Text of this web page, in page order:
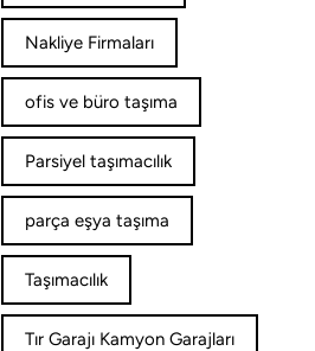
Nakliye Firmaları
ofis ve büro taşıma
Parsiyel taşımacılık
parça eşya taşıma
Taşımacılık
Tır Garajı Kamyon Garajları